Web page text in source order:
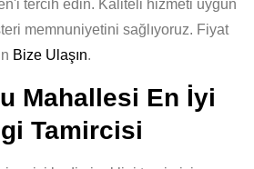
tercih edin. Kaliteli hizmeti uygun
memnuniyetini sağlıyoruz. Fiyat
Bize Ulaşın.
Mahallesi En İyi
Tamircisi